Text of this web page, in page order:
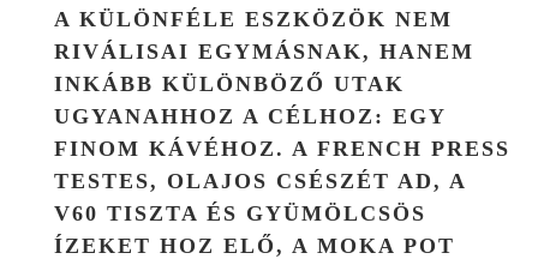
A KÜLÖNFÉLE ESZKÖZÖK NEM
RIVÁLISAI EGYMÁSNAK, HANEM
INKÁBB KÜLÖNBÖZŐ UTAK
UGYANAHHOZ A CÉLHOZ: EGY
FINOM KÁVÉHOZ. A FRENCH PRESS
TESTES, OLAJOS CSÉSZÉT AD, A
V60 TISZTA ÉS GYÜMÖLCSÖS
ÍZEKET HOZ ELŐ, A MOKA POT